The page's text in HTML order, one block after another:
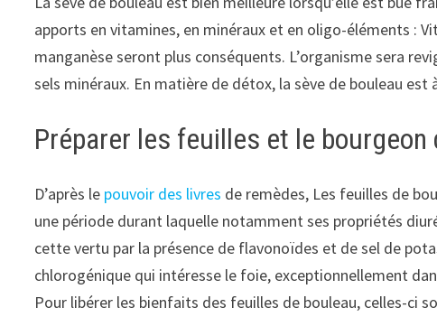
apports en vitamines, en minéraux et en oligo-éléments :
manganèse seront plus conséquents. L’organisme sera
sels minéraux. En matière de détox, la sève de bouleau
Préparer les feuilles et le
D’après le pouvoir des livres de remèdes, Les feuilles de
une période durant laquelle notamment ses propriétés
cette vertu par la présence de flavonoïdes et de sel de
chlorogénique qui intéresse le foie, exceptionnellement
Pour libérer les bienfaits des feuilles de bouleau, celles-ci